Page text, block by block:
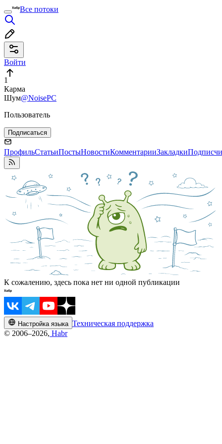
Все потоки
Войти
1
Карма
Шум@NoisePC
Пользователь
Подписаться
ПрофильСтатьиПостыНовостиКомментарииЗакладки
К сожалению, здесь пока нет ни одной публикации
Настройка языка Техническая поддержка
© 2006–2026, Habr